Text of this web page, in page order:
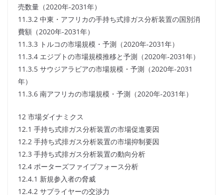
売数量（2020年-2031年）
11.3.2 中東・アフリカの手持ち式排ガス分析装置の国別消
費額（2020年-2031年）
11.3.3 トルコの市場規模・予測（2020年-2031年）
11.3.4 エジプトの市場規模推移と予測（2020年-2031年）
11.3.5 サウジアラビアの市場規模・予測（2020年-2031
年）
11.3.6 南アフリカの市場規模・予測（2020年-2031年）
12 市場ダイナミクス
12.1 手持ち式排ガス分析装置の市場促進要因
12.2 手持ち式排ガス分析装置の市場抑制要因
12.3 手持ち式排ガス分析装置の動向分析
12.4 ポーターズファイブフォース分析
12.4.1 新規参入者の脅威
12.4.2 サプライヤーの交渉力